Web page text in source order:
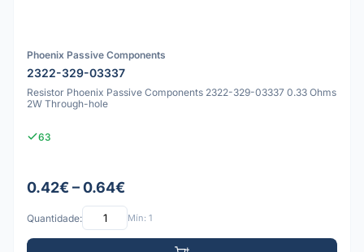
Phoenix Passive Components
2322-329-03337
Resistor Phoenix Passive Components 2322-329-03337 0.33 Ohms
2W Through-hole
63
0.42€ – 0.64€
Quantidade: Mín: 1